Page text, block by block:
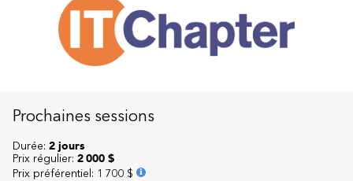
Prochaines sessions
Durée: 2 jours
Prix régulier: 2 000 $
Prix préférentiel : 1 700 $